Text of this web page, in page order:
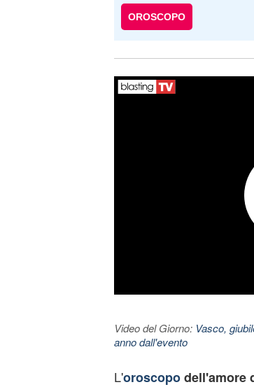
OROSCOPO
Video del Giorno: Vasco,
anno dall'evento
L'oroscopodell'amore